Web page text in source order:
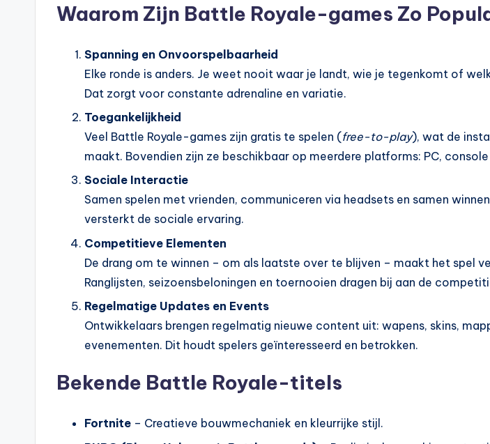
Waarom Zijn Battle Royale-games Zo
Spanning en Onvoorspelbaarheid
Elke ronde is anders. Je weet nooit waar je landt, wie je tegenkomt of
Dat zorgt voor constante adrenaline en variatie.
Toegankelijkheid
Veel Battle Royale-games zijn gratis te spelen (free-to-play), wat de
maakt. Bovendien zijn ze beschikbaar op meerdere platforms: PC,
Sociale Interactie
Samen spelen met vrienden, communiceren via headsets en samen
versterkt de sociale ervaring.
Competitieve Elementen
De drang om te winnen – om als laatste over te blijven – maakt het spel
Ranglijsten, seizoensbeloningen en toernooien dragen bij aan de
Regelmatige Updates en Events
Ontwikkelaars brengen regelmatig nieuwe content uit: wapens, skins,
evenementen. Dit houdt spelers geïnteresseerd en betrokken.
Bekende Battle Royale-titels
Fortnite – Creatieve bouwmechaniek en kleurrijke stijl.